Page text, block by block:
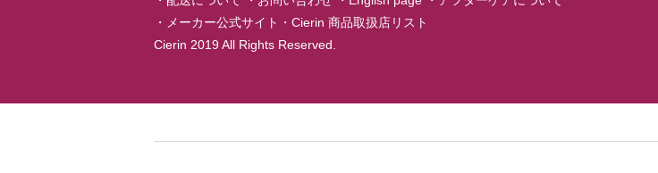
・ メーカー公式サイト ・ Cierin 商品取扱店リスト
Cierin 2019 All Rights Reserved.